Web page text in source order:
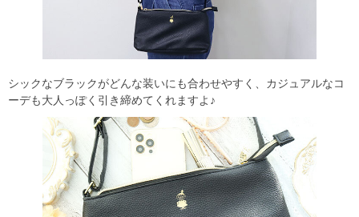
シックなブラックがどんな装いにも合わせやすく、カジュアルなコ
ーデも大人っぽく引き締めてくれますよ♪